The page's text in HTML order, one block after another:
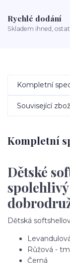
Rychlé dodání
Skladem ihned,
Kompletní
Související
Kompletní
Dětské
Dětská
Růžová -
Černá